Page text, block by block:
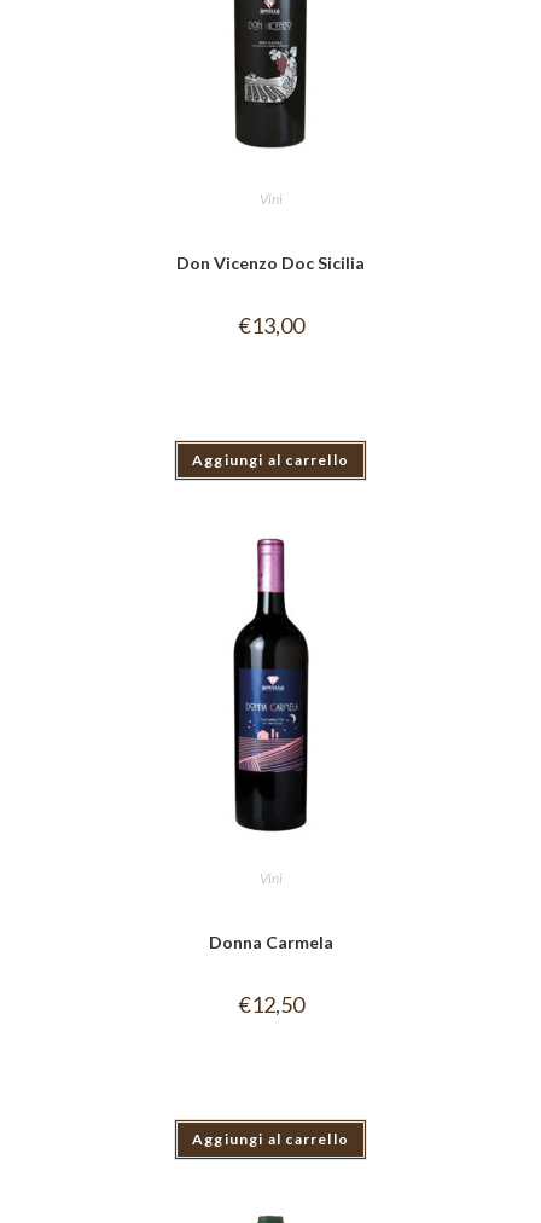
Vini
Don Vicenzo Doc Sicilia
€13,00
Aggiungi al carrello
Vini
Donna Carmela
€12,50
Aggiungi al carrello